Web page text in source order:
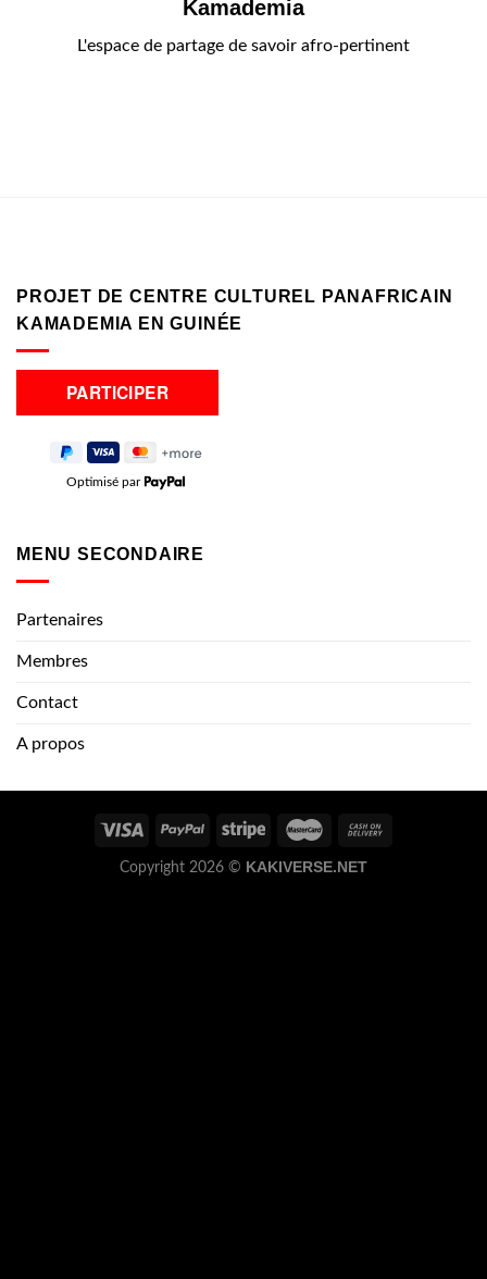
Kamademia
L'espace de partage de savoir afro-pertinent
PROJET DE CENTRE CULTUREL PANAFRICAIN
KAMADEMIA EN GUINÉE
Optimisé par
MENU SECONDAIRE
Partenaires
Membres
Contact
A propos
Copyright 2026 © KAKIVERSE.NET